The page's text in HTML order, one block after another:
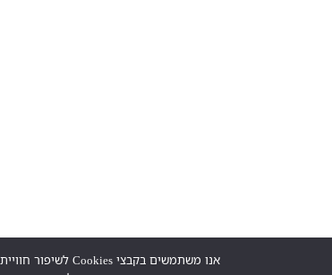
אזהרה: צריכה מופרזת של
אנו משתמשים בקבצי Cookies לשיפור חוויית הגלישה, ניתוח ושיווק. המשך גלישה באתר מהווה הסכמה לכך.